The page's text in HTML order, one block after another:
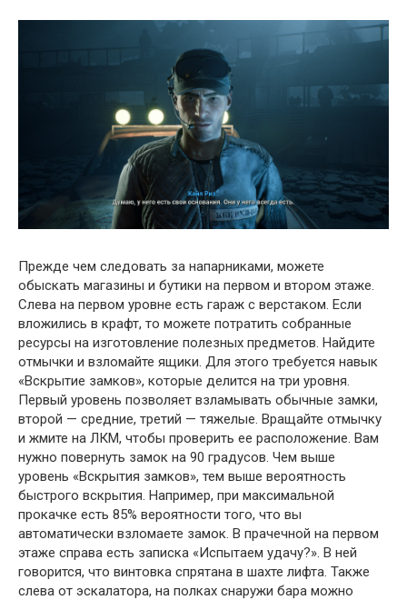
Прежде чем следовать за напарниками, можете
обыскать магазины и бутики на первом и втором этаже.
Слева на первом уровне есть гараж с верстаком. Если
вложились в крафт, то можете потратить собранные
ресурсы на изготовление полезных предметов. Найдите
отмычки и взломайте ящики. Для этого требуется навык
«Вскрытие замков», которые делится на три уровня.
Первый уровень позволяет взламывать обычные замки,
второй — средние, третий — тяжелые. Вращайте отмычку
и жмите на ЛКМ, чтобы проверить ее расположение. Вам
нужно повернуть замок на 90 градусов. Чем выше
уровень «Вскрытия замков», тем выше вероятность
быстрого вскрытия. Например, при максимальной
прокачке есть 85% вероятности того, что вы
автоматически взломаете замок. В прачечной на первом
этаже справа есть записка «Испытаем удачу?». В ней
говорится, что винтовка спрятана в шахте лифта. Также
слева от эскалатора, на полках снаружи бара можно